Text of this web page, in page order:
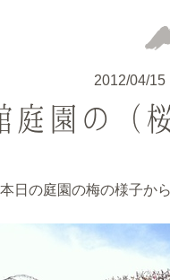
2012/04/15
庭園の（
日の庭園の梅の様子から